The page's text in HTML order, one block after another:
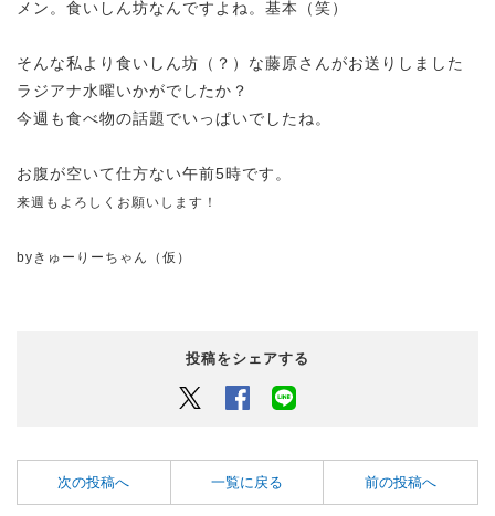
メン。食いしん坊なんですよね。基本（笑）
そんな私より食いしん坊（？）な藤原さんがお送りしました
ラジアナ水曜いかがでしたか？
今週も食べ物の話題でいっぱいでしたね。
お腹が空いて仕方ない午前5時です。
来週もよろしくお願いします！
byきゅーりーちゃん（仮）
投稿をシェアする
Twitter Facebook
次の投稿へ 一覧に戻る 前の投稿へ